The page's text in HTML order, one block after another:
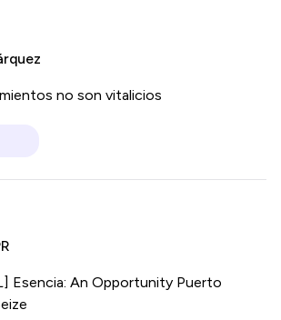
no son vitalicios
Esencia: An Opportunity Puerto